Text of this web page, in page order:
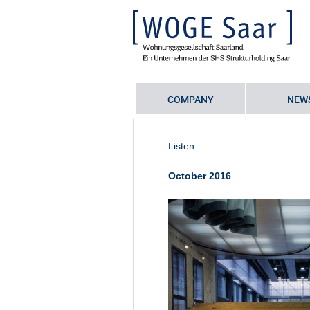
COMPANY
Sie befinden sich hier: Startseite •
Seriennummer
Listen
October 2016